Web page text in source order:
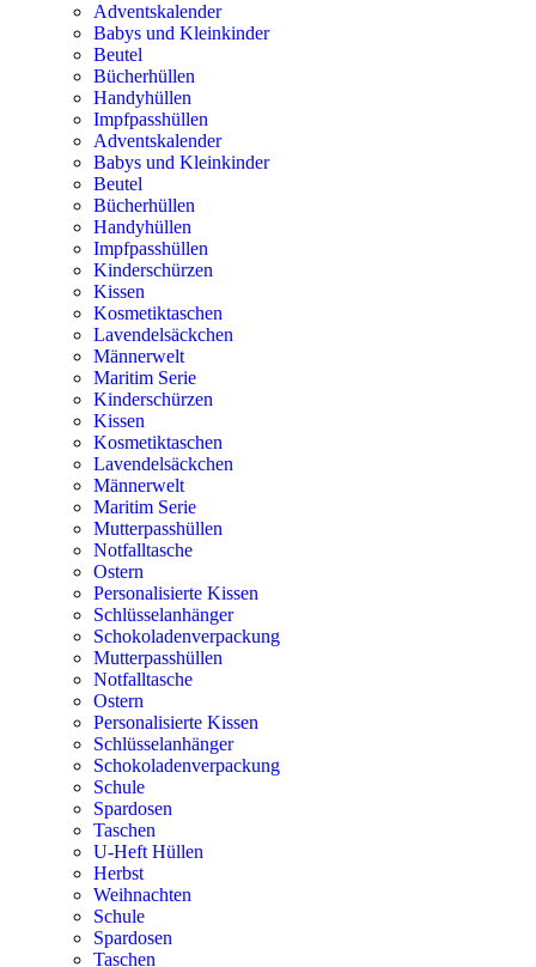
Adventskalender
Babys und Kleinkinder
Beutel
Bücherhüllen
Handyhüllen
Impfpasshüllen
Adventskalender
Babys und Kleinkinder
Beutel
Bücherhüllen
Handyhüllen
Impfpasshüllen
Kinderschürzen
Kissen
Kosmetiktaschen
Lavendelsäckchen
Männerwelt
Maritim Serie
Kinderschürzen
Kissen
Kosmetiktaschen
Lavendelsäckchen
Männerwelt
Maritim Serie
Mutterpasshüllen
Notfalltasche
Ostern
Personalisierte Kissen
Schlüsselanhänger
Schokoladenverpackung
Mutterpasshüllen
Notfalltasche
Ostern
Personalisierte Kissen
Schlüsselanhänger
Schokoladenverpackung
Schule
Spardosen
Taschen
U-Heft Hüllen
Herbst
Weihnachten
Schule
Spardosen
Taschen